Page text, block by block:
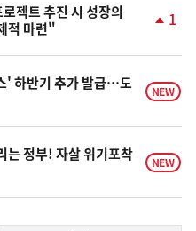
젝트 추진 시 성장의
적 마련"
계
승
1
' 하반기 추가 발급…도
NEW
는 정부! 자살 위기포착
NEW